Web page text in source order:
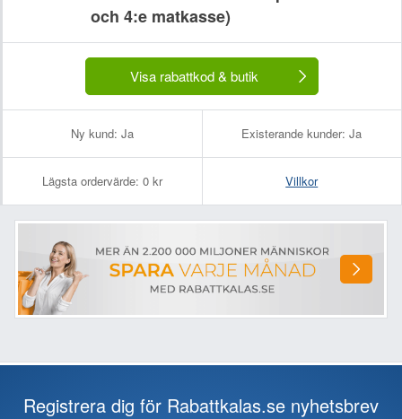
och 4:e matkasse)
Visa rabattkod & butik
Ny kund: Ja Existerande kunder: Ja
Lägsta ordervärde: 0 kr Villkor
Registrera dig för Rabattkalas.se nyhetsbrev